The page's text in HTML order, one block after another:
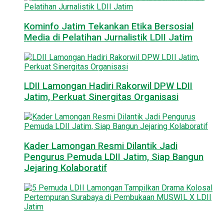
Kominfo Jatim Tekankan Etika Bersosial
Media di Pelatihan Jurnalistik LDII Jatim
LDII Lamongan Hadiri Rakorwil DPW LDII
Jatim, Perkuat Sinergitas Organisasi
Kader Lamongan Resmi Dilantik Jadi
Pengurus Pemuda LDII Jatim, Siap Bangun
Jejaring Kolaboratif